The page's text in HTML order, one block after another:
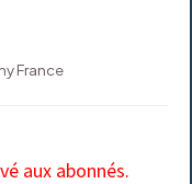
France
aux abonnés.